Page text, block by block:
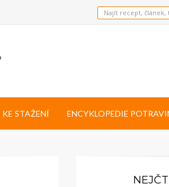
KE STAŽENÍ ENCYKLOPEDIE